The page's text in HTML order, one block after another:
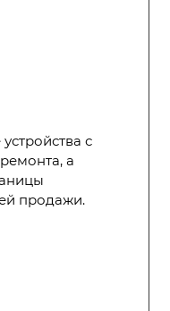
с
а
продажи.